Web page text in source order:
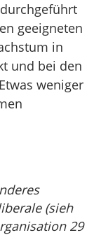
geeigneten
in
und bei den
weniger
(sieh
29